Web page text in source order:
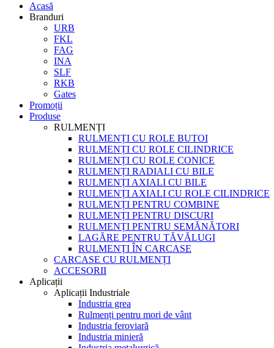
Acasă
Branduri
URB
FKL
FAG
INA
SLF
RKB
Gates
Promoții
Produse
RULMENȚI
RULMENȚI CU ROLE BUTOI
RULMENȚI CU ROLE CILINDRICE
RULMENȚI CU ROLE CONICE
RULMENȚI RADIALI CU BILE
RULMENȚI AXIALI CU BILE
RULMENȚI AXIALI CU ROLE CILINDRICE
RULMENȚI PENTRU COMBINE
RULMENȚI PENTRU DISCURI
RULMENȚI PENTRU SEMĂNĂTORI
LAGĂRE PENTRU TĂVĂLUGI
RULMENȚI ÎN CARCASE
CARCASE CU RULMENȚI
ACCESORII
Aplicații
Aplicații Industriale
Industria grea
Rulmenți pentru mori de vânt
Industria feroviară
Industria minieră